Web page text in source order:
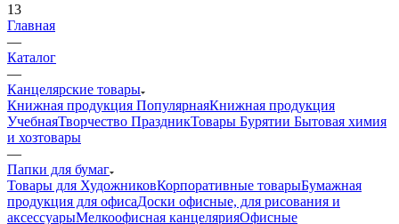
13
Главная
—
Каталог
—
Канцелярские товары
Книжная продукция ПопулярнаяКнижная продукция
УчебнаяТворчество ПраздникТовары Бурятии Бытовая химия
и хозтовары
—
Папки для бумаг
Товары для ХудожниковКорпоративные товарыБумажная
продукция для офисаДоски офисные, для рисования и
аксессуарыМелкоофисная канцелярияОфисные